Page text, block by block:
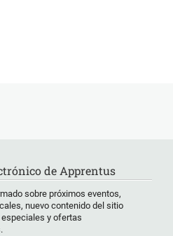
de Apprentus
sobre próximos eventos,
nuevo contenido del sitio
y ofertas